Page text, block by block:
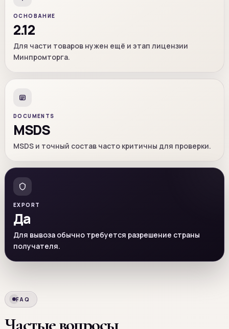
ОСНОВАНИЕ
2.12
Для части товаров нужен ещё и этап лицензии
Минпромторга.
DOCUMENTS
MSDS
MSDS и точный состав часто критичны для проверки.
EXPORT
Да
Для вывоза обычно требуется разрешение страны
получателя.
FAQ
Частые вопросы